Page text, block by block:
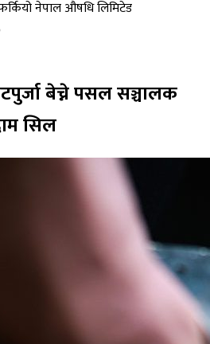
बेच्ने पसल सञ्चालक
सिल